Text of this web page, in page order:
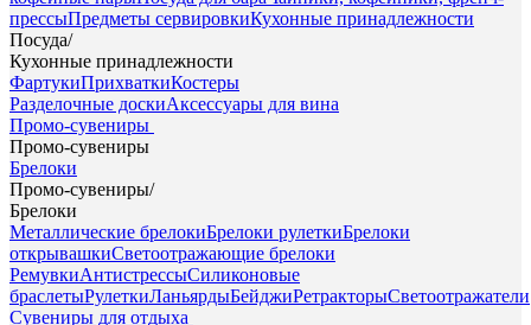
прессыПредметы сервировкиКухонные принадлежности
Посуда/
Кухонные принадлежности
ФартукиПрихваткиКостеры
Разделочные доскиАксессуары для вина
Промо-сувениры
Промо-сувениры
Брелоки
Промо-сувениры/
Брелоки
Металлические брелокиБрелоки рулеткиБрелоки
открывашкиСветоотражающие брелоки
РемувкиАнтистрессыСиликоновые
браслетыРулеткиЛаньярдыБейджиРетракторыСветоотражатели
Сувениры для отдыха